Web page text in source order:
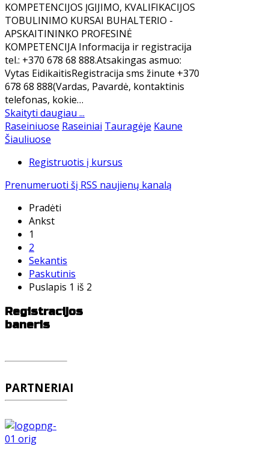
KOMPETENCIJOS ĮGIJIMO, KVALIFIKACIJOS
TOBULINIMO KURSAI BUHALTERIO -
APSKAITININKO PROFESINĖ
KOMPETENCIJA Informacija ir registracija
tel.: +370 678 68 888.Atsakingas asmuo:
Vytas EidikaitisRegistracija sms žinute +370
678 68 888(Vardas, Pavardė, kontaktinis
telefonas, kokie…
Skaityti daugiau ...
Raseiniuose Raseiniai Tauragėje Kaune
Šiauliuose
Registruotis į kursus
Prenumeruoti šį RSS naujienų kanalą
Pradėti
Ankst
1
2
Sekantis
Paskutinis
Puslapis 1 iš 2
Registracijos
baneris
PARTNERIAI